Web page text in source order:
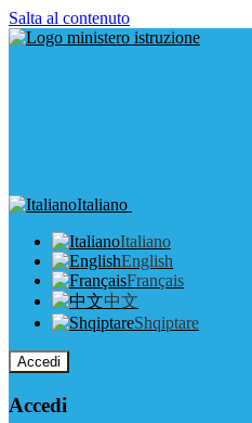
Salta al contenuto
Italiano
Italiano
English
Français
中文
Shqiptare
Accedi
Accedi